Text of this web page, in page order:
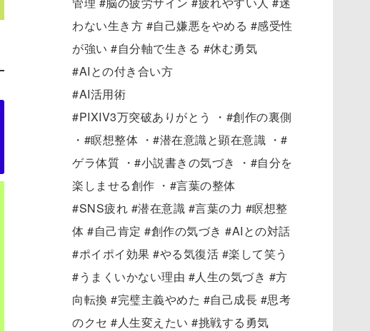
わない生き方 #自己嫌悪をやめる #感受性
が強い #自分軸で生きる #休む勇気
#AIとの付き合い方
#AI活用術
#PIXIV3万突破ありがとう ・#創作の裏側
・#瞑想整体 ・#潜在意識と顕在意識 ・#
ゲラ体質 ・#小説書きの気づき ・#自分を
楽しませる創作 ・#言葉の整体
#SNS疲れ #潜在意識 #言葉の力 #瞑想整
体 #自己肯定 #創作の気づき #AIとの対話
#ポイポイ効果 #やる気復活 #楽して笑う
#うまくいかない理由 #人生の気づき #方
向転換 #完璧主義やめた #自己成長 #思考
のクセ #人生変えたい #挑戦する勇気